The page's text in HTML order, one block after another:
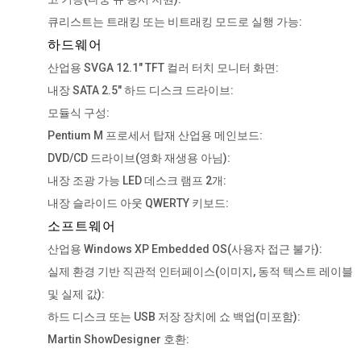
큐리스트는 트래킹 또는 비트래킹 모드로 실행 가능:
하드웨어
산업용 SVGA 12.1" TFT 컬러 터치 모니터 화면:
내장 SATA 2.5" 하드 디스크 드라이브:
모듈식 구성:
Pentium M 프로세서 탑재 산업용 메인보드:
DVD/CD 드라이브(영화 재생용 아님):
내장 조광 가능 LED 데스크 램프 2개:
내장 슬라이드 아웃 QWERTY 키보드:
소프트웨어
산업용 Windows XP Embedded OS(사용자 접근 불가):
실제 환경 기반 직관적 인터페이스(이미지, 동적 텍스트 레이블
및 실제 값):
하드 디스크 또는 USB 저장 장치에 쇼 백업(미포함):
Martin ShowDesigner 호환: